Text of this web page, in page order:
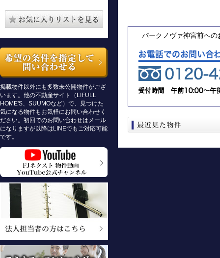
掲載物件以外にも多数未公開物件がござ
います。他の不動産サイト（LIFULL
HOME'S、SUUMOなど）で、見つけた
気になる物件もお気軽にお問い合わせく
ださい。初回でのお問い合わせはメール
になりますが以降はLINEでもご対応可能
です。
パークノヴァ神宮前へ